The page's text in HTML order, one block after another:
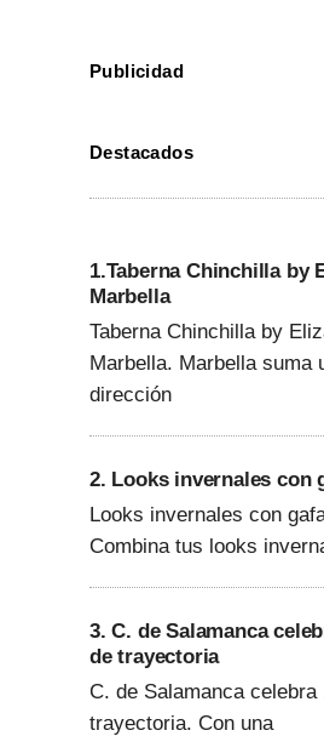
Publicidad
Destacados
1.Taberna Chinchilla by
Marbella
Taberna Chinchilla by
Marbella. Marbella suma
dirección
2. Looks invernales con
Looks invernales con
Combina tus looks
3. C. de Salamanca
de trayectoria
C. de Salamanca celebra
trayectoria. Con una